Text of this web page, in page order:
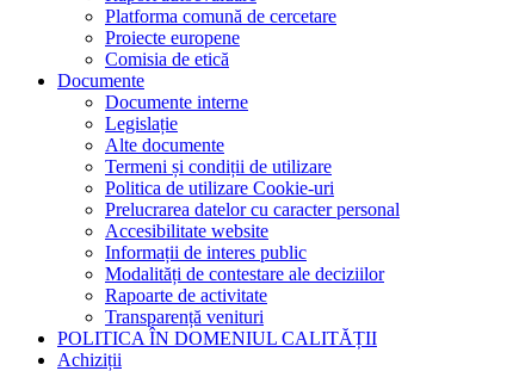
Platforma comună de cercetare
Proiecte europene
Comisia de etică
Documente
Documente interne
Legislație
Alte documente
Termeni și condiții de utilizare
Politica de utilizare Cookie-uri
Prelucrarea datelor cu caracter personal
Accesibilitate website
Informații de interes public
Modalități de contestare ale deciziilor
Rapoarte de activitate
Transparență venituri
POLITICA ÎN DOMENIUL CALITĂȚII
Achiziții